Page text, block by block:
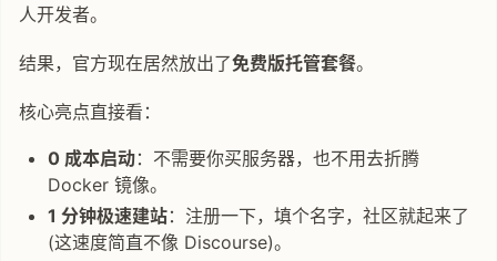
人开发者。
结果，官方现在居然放出了免费版托管套餐。
核心亮点直接看：
0 成本启动：不需要你买服务器，也不用去折腾
Docker 镜像。
1 分钟极速建站：注册一下，填个名字，社区就起来了
(这速度简直不像 Discourse)。